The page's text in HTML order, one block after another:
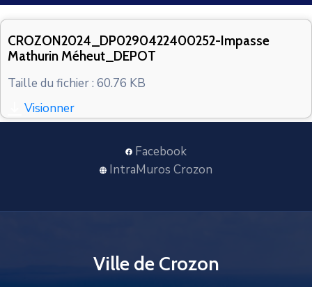
CROZON2024_DP0290422400252-Impasse
Mathurin Méheut_DEPOT
Taille du fichier : 60.76 KB
Visionner
Facebook
IntraMuros Crozon
Ville de Crozon